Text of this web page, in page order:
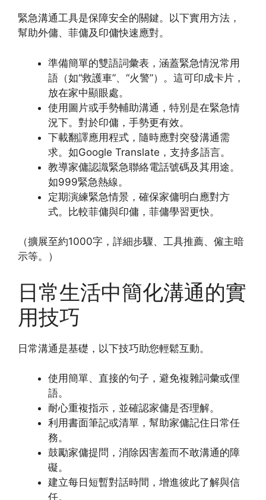
緊急溝通工具是保障安全的關鍵。以下實用方法，
幫助外傭、菲傭及印傭快速應對。
準備簡單的雙語詞彙表，涵蓋緊急情況常用
語（如“救護車”、“火警”）。這可印成卡片，
放在家中顯眼處。
使用圖片或手勢輔助溝通，特別是在緊急情
況下。對於印傭，手勢更有效。
下載翻譯應用程式，隨時應對突發溝通需
求。如Google Translate，支持多語言。
教導家傭認識緊急聯絡電話號碼及其用途。
如999緊急熱線。
定期演練緊急情景，確保家傭明白應對方
式。比較菲傭與印傭，菲傭學習更快。
（擴展至約1000字，詳細步驟、工具推薦、僱主暗
示等。）
日常生活中簡化溝通的實
用技巧
日常溝通是基礎，以下技巧助您輕鬆互動。
使用簡單、直接的句子，避免複雜詞彙或俚
語。
耐心重複指示，並確認家傭是否理解。
利用書面筆記或清單，幫助家傭記住日常任
務。
鼓勵家傭提問，消除因害羞而不敢溝通的障
礙。
建立每日短暫對話時間，增進彼此了解與信
任。